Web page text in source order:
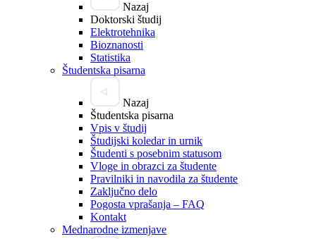
Nazaj
Doktorski študij
Elektrotehnika
Bioznanosti
Statistika
Študentska pisarna
Nazaj
Študentska pisarna
Vpis v študij
Študijski koledar in urnik
Študenti s posebnim statusom
Vloge in obrazci za študente
Pravilniki in navodila za študente
Zaključno delo
Pogosta vprašanja – FAQ
Kontakt
Mednarodne izmenjave